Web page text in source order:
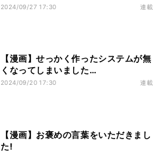
2024/09/27 17:30 連載
【漫画】せっかく作ったシステムが無
くなってしまいました…
2024/09/20 17:30 連載
【漫画】お褒めの言葉をいただきまし
た!